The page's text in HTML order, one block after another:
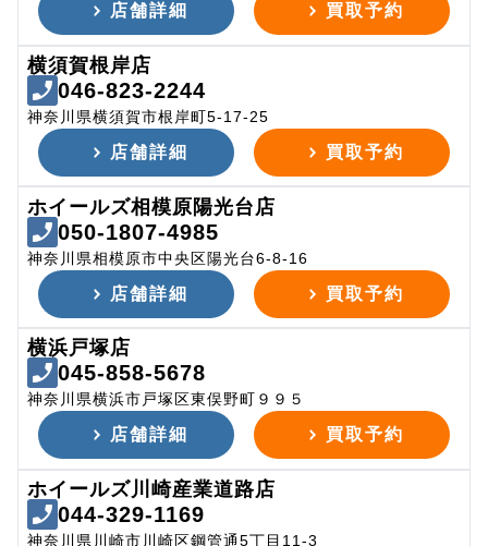
店舗詳細 買取予約
横須賀根岸店
046-823-2244
神奈川県横須賀市根岸町5-17-25
店舗詳細 買取予約
ホイールズ相模原陽光台店
050-1807-4985
神奈川県相模原市中央区陽光台6-8-16
店舗詳細 買取予約
横浜戸塚店
045-858-5678
神奈川県横浜市戸塚区東俣野町９９５
店舗詳細 買取予約
ホイールズ川崎産業道路店
044-329-1169
神奈川県川崎市川崎区鋼管通5丁目11-3